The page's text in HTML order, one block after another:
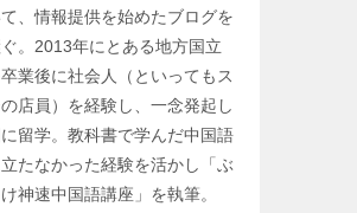
、情報提供を始めたブログを
。2013年にとある地方国立
業後に社会人（といってもス
店員）を経験し、一念発起し
留学。教科書で学んだ中国語
たなかった経験を活かし「ぶ
神速中国語講座」を執筆。